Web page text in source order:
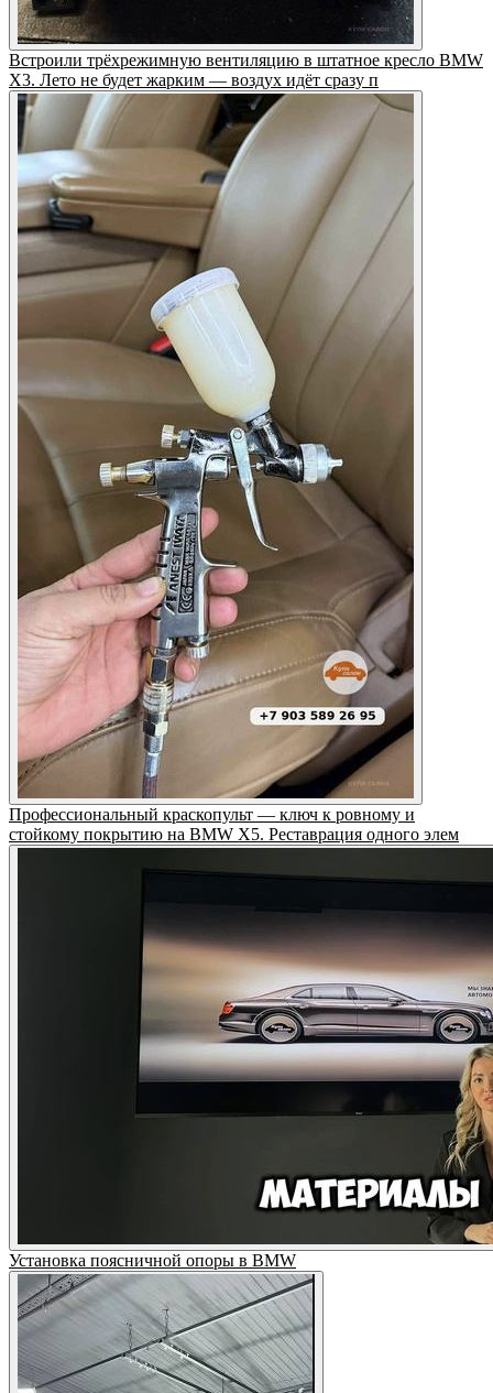
Встроили трёхрежимную вентиляцию в штатное кресло BMW
X3. Лето не будет жарким — воздух идёт сразу п
Профессиональный краскопульт — ключ к ровному и
стойкому покрытию на BMW X5. Реставрация одного элем
Установка поясничной опоры в BMW